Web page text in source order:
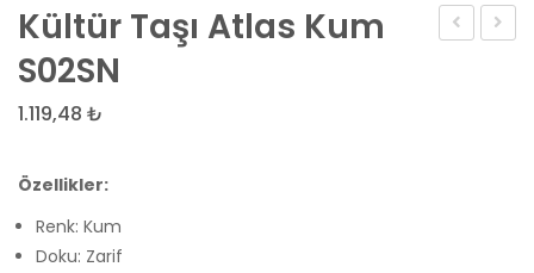
Kültür Taşı Atlas Kum
S02SN
1.119,48 ₺
Özellikler:
Renk: Kum
Doku: Zarif